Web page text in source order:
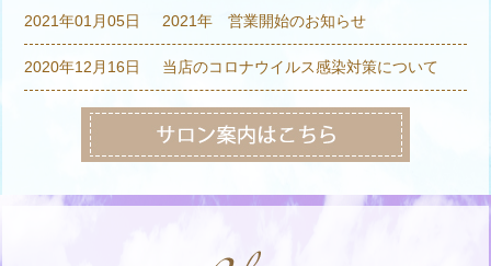
2021年01月05日 2021年 営業開始のお知らせ
2020年12月16日 当店のコロナウイルス感染対策について